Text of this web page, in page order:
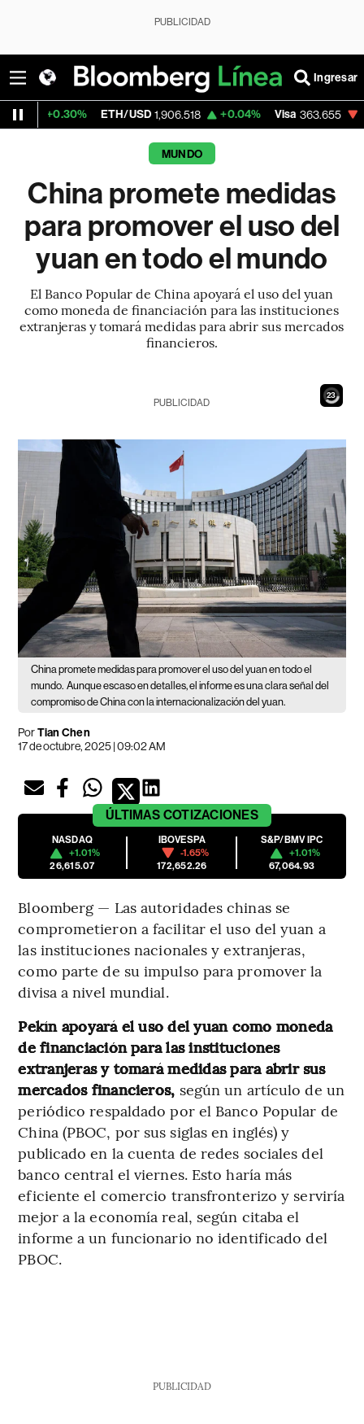
PUBLICIDAD
Ingresar
ETH/USD 1,906.518 +0.04% Visa 363.655 -1.84%
MUNDO
China promete medidas
para promover el uso del
yuan en todo el mundo
El Banco Popular de China apoyará el uso del yuan
como moneda de financiación para las instituciones
extranjeras y tomará medidas para abrir sus mercados
financieros.
21
PUBLICIDAD
China promete medidas para promover el uso del yuan en todo el
mundo. Aunque escaso en detalles, el informe es una clara señal del
compromiso de China con la internacionalización del yuan.
PorTian Chen
17 de octubre, 2025 | 09:02 AM
ÚLTIMAS COTIZACIONES
NASDAQ
+1.01%
26,615.07
IBOVESPA
-1.65%
172,652.26
S&P/BMV IPC
+1.01%
67,064.93
Bloomberg — Las autoridades chinas se
comprometieron a facilitar el uso del yuan a
las instituciones nacionales y extranjeras,
como parte de su impulso para promover la
divisa a nivel mundial.
Pekín apoyará el uso del yuan como moneda
de financiación para las instituciones
extranjeras y tomará medidas para abrir sus
mercados financieros, según un artículo de un
periódico respaldado por el Banco Popular de
China (PBOC, por sus siglas en inglés) y
publicado en la cuenta de redes sociales del
banco central el viernes. Esto haría más
eficiente el comercio transfronterizo y serviría
mejor a la economía real, según citaba el
informe a un funcionario no identificado del
PBOC.
PUBLICIDAD